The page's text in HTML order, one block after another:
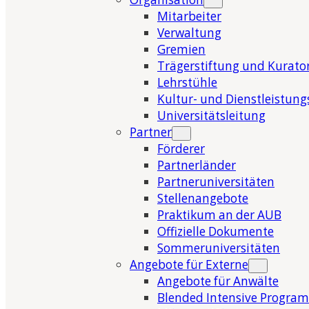
Mitarbeiter
Verwaltung
Gremien
Trägerstiftung und
Lehrstühle
Kultur- und
Universitätsleitung
Partner
Förderer
Partnerländer
Partneruniversitäten
Stellenangebote
Praktikum an der AUB
Offizielle Dokumente
Sommeruniversitäten
Angebote für Externe
Angebote für Anwälte
Blended Intensive Program